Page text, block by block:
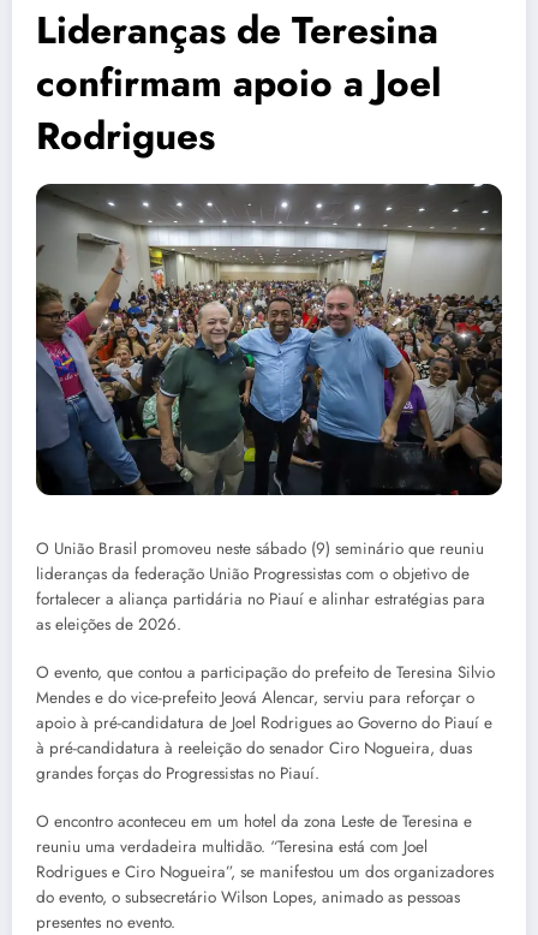
Lideranças de Teresina
confirmam apoio a Joel
Rodrigues
O União Brasil promoveu neste sábado (9) seminário que reuniu
lideranças da federação União Progressistas com o objetivo de
fortalecer a aliança partidária no Piauí e alinhar estratégias para
as eleições de 2026.
O evento, que contou a participação do prefeito de Teresina Silvio
Mendes e do vice-prefeito Jeová Alencar, serviu para reforçar o
apoio à pré-candidatura de Joel Rodrigues ao Governo do Piauí e
à pré-candidatura à reeleição do senador Ciro Nogueira, duas
grandes forças do Progressistas no Piauí.
O encontro aconteceu em um hotel da zona Leste de Teresina e
reuniu uma verdadeira multidão. “Teresina está com Joel
Rodrigues e Ciro Nogueira”, se manifestou um dos organizadores
do evento, o subsecretário Wilson Lopes, animado as pessoas
presentes no evento.